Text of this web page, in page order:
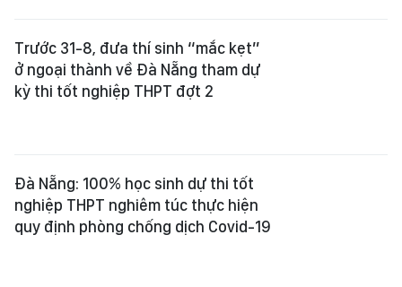
Trước 31-8, đưa thí sinh “mắc kẹt”
ở ngoại thành về Đà Nẵng tham dự
kỳ thi tốt nghiệp THPT đợt 2
Đà Nẵng: 100% học sinh dự thi tốt
nghiệp THPT nghiêm túc thực hiện
quy định phòng chống dịch Covid-19